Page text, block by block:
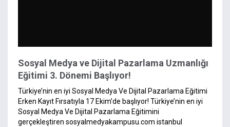
Sosyal Medya ve Dijital Pazarlama Uzmanlığı
Eğitimi 3. Dönemi Başlıyor!
Türkiye’nin en iyi Sosyal Medya Ve Dijital Pazarlama Eğitimi
Erken Kayıt Fırsatıyla 17 Ekim’de başlıyor! Türkiye’nin en iyi
Sosyal Medya Ve Dijital Pazarlama Eğitimini
gerçekleştiren sosyalmedyakampusu.com istanbul